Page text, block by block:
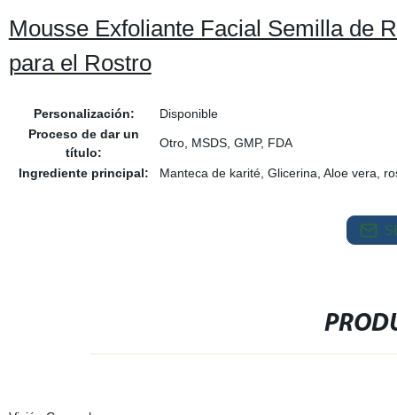
Mousse Exfoliante Facial Semilla de
para el Rostro
Personalización:
Disponible
Proceso de dar un
título:
Otro, MSDS, GMP, FDA
Ingrediente principal: Manteca de karité, Glicerina, Aloe vera,